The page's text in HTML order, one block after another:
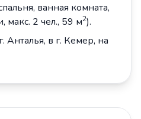
ванная комната,
макс. 2 чел., 59 м2).
Анталья, в г. Кемер, на